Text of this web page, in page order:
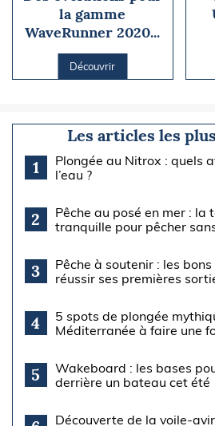
la gamme
WaveRunner 2020...
Découvrir
Les articles les
1
Plongée au Nitrox : quels
l’eau ?
2
Pêche au posé en mer : la
tranquille pour pêcher
3
Pêche à soutenir : les
réussir ses premières
4
5 spots de plongée
Méditerranée à faire une
5
Wakeboard : les bases
derrière un bateau cet été
Découverte de la voile-